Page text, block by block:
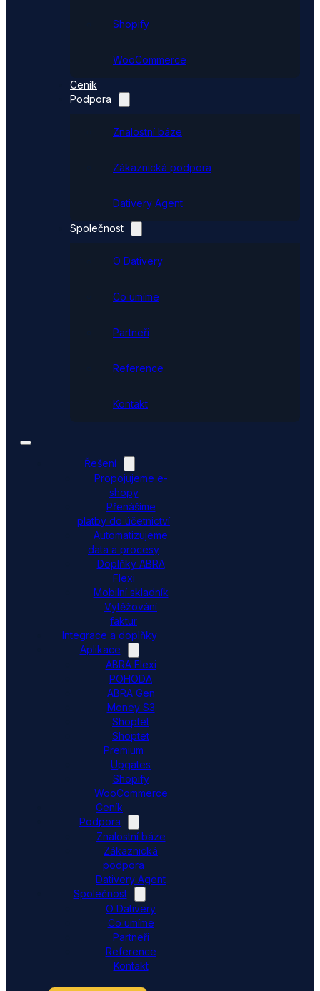
Shopify
WooCommerce
Ceník
Podpora
Znalostní báze
Zákaznická podpora
Dativery Agent
Společnost
O Dativery
Co umíme
Partneři
Reference
Kontakt
Řešení
Propojujeme e-
shopy
Přenášíme
platby do účetnictví
Automatizujeme
data a procesy
Doplňky ABRA
Flexi
Mobilní skladník
Vytěžování
faktur
Integrace a doplňky
Aplikace
ABRA Flexi
POHODA
ABRA Gen
Money S3
Shoptet
Shoptet
Premium
Upgates
Shopify
WooCommerce
Ceník
Podpora
Znalostní báze
Zákaznická
podpora
Dativery Agent
Společnost
O Dativery
Co umíme
Partneři
Reference
Kontakt